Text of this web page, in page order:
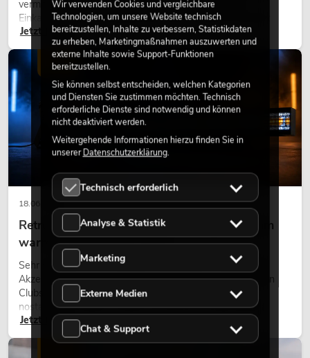
vermitteln Natürlichkeit. Ob in Hotels, Restaurants,
Einkaufszentren, Bürogebäuden oder auf Messeständen:
eine hochwertige Begrünung gehört heute längst zum
modernen Raumkonzept.
Jetzt lesen
18.06.2026
Retro-Licht im modernen Lichtdesign: Warum
warmes Licht wieder wirkt
Sehr warmes Licht, sichtbare Leuchtflächen und farbige
Akzente prägen viele aktuelle Lichtdesigns auf Bühnen, in
Clubs und bei Events. Retro-Licht ist dabei kein rein
nostalgischer Effekt, sondern ein bewusst eingesetztes
Gestaltungsmittel: Es schafft Atmosphäre, gibt Szenen
Charakter und kann technische LED-Setups emotionaler
wirken lassen.
Jetzt lesen
LICHT
Wir verwenden Cookies und vergleichbare
Technologien, um unsere Website technisch
bereitzustellen, Inhalte zu verbessern, Statistikdaten
zu erheben, Marketingmaßnahmen auszuwerten und
externe Inhalte sowie Support-Funktionen
bereitzustellen.
Sie können selbst entscheiden, welchen Kategorien
und Diensten Sie zustimmen möchten. Technisch
erforderliche Dienste sind notwendig und können
nicht deaktiviert werden.
Weitergehende Informationen hierzu finden Sie in
unsererDatenschutzerklärung.
Technisch erforderlich
Analyse & Statistik
Marketing
Externe Medien
Chat & Support